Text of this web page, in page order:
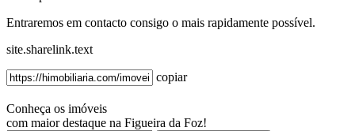
Entraremos em contacto consigo o mais rapidamente possível.
site.sharelink.text
copiar
Conheça os imóveis
com maior destaque na Figueira da Foz!